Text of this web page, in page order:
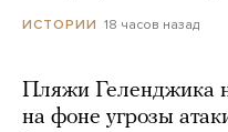
ИСТОРИИ 18 часов назад
Пляжи Геленджика
на фоне угрозы